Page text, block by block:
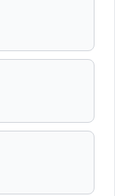
कार्यवाही